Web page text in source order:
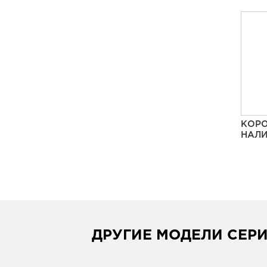
ДРУГИЕ МОДЕЛИ